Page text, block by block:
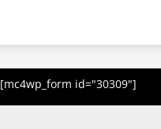
[mc4wp_form id="30309"]